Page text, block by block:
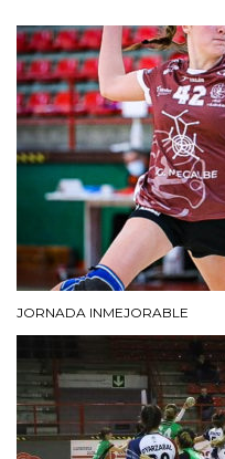
JORNADA INMEJORABLE